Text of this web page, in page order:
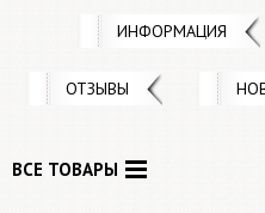
ИНФОРМАЦИЯ
ОТЗЫВЫ
ВСЕ ТОВАРЫ